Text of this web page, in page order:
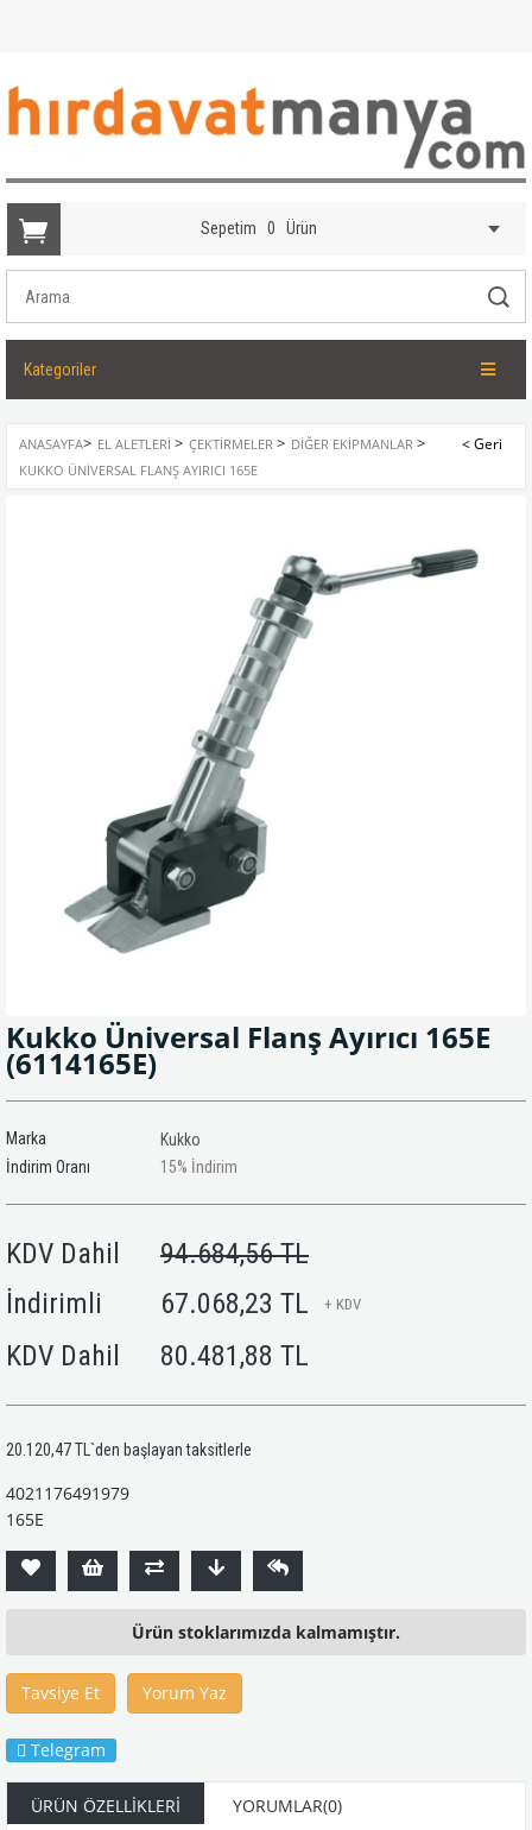
Sepetim 0 Ürün
Kategoriler
ANASAYFA> EL ALETLERI > ÇEKTIRMELER > DIĞER EKIPMANLAR >
KUKKO ÜNIVERSAL FLANŞ AYIRICI 165E
Kukko Üniversal Flanş Ayırıcı 165E
(6114165E)
Marka
Kukko
İndirim Oranı
%
15 İndirim
KDV Dahil
94.684,56 TL
İndirimli
67.068,23 TL + KDV
KDV Dahil 80.481,88 TL
20.120,47 TL `den başlayan taksitlerle
4021176491979
165E
Ürün stoklarımızda kalmamıştır.
Tavsiye Et Yorum Yaz
Telegram
ÜRÜN ÖZELLIKLERI YORUMLAR(0)